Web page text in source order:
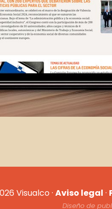
Visualco · Aviso legal ·
Diseño de